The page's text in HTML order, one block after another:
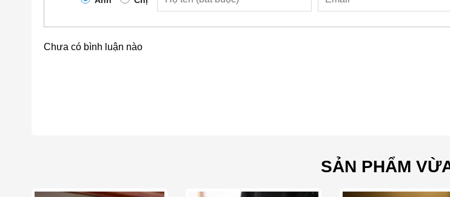
Màu sắc và men: Thường sử dụng các tông màu trầm ấm, tự nhiên như nâu đất, xanh rêu,
các loại men biến độc đáo (men lò biến) để tạo hiệu ứng thị giác đặc biệt, gợi nhớ đến vẻ đẹp
di tích Đôn Hoàng.
Quà tặng độc đáo: Với vẻ đẹp tinh tế và giá trị văn hóa, Bộ Trà Công Phu Đôn Hoàng là
Chưa có bình luận nào
SẢN PHẨM